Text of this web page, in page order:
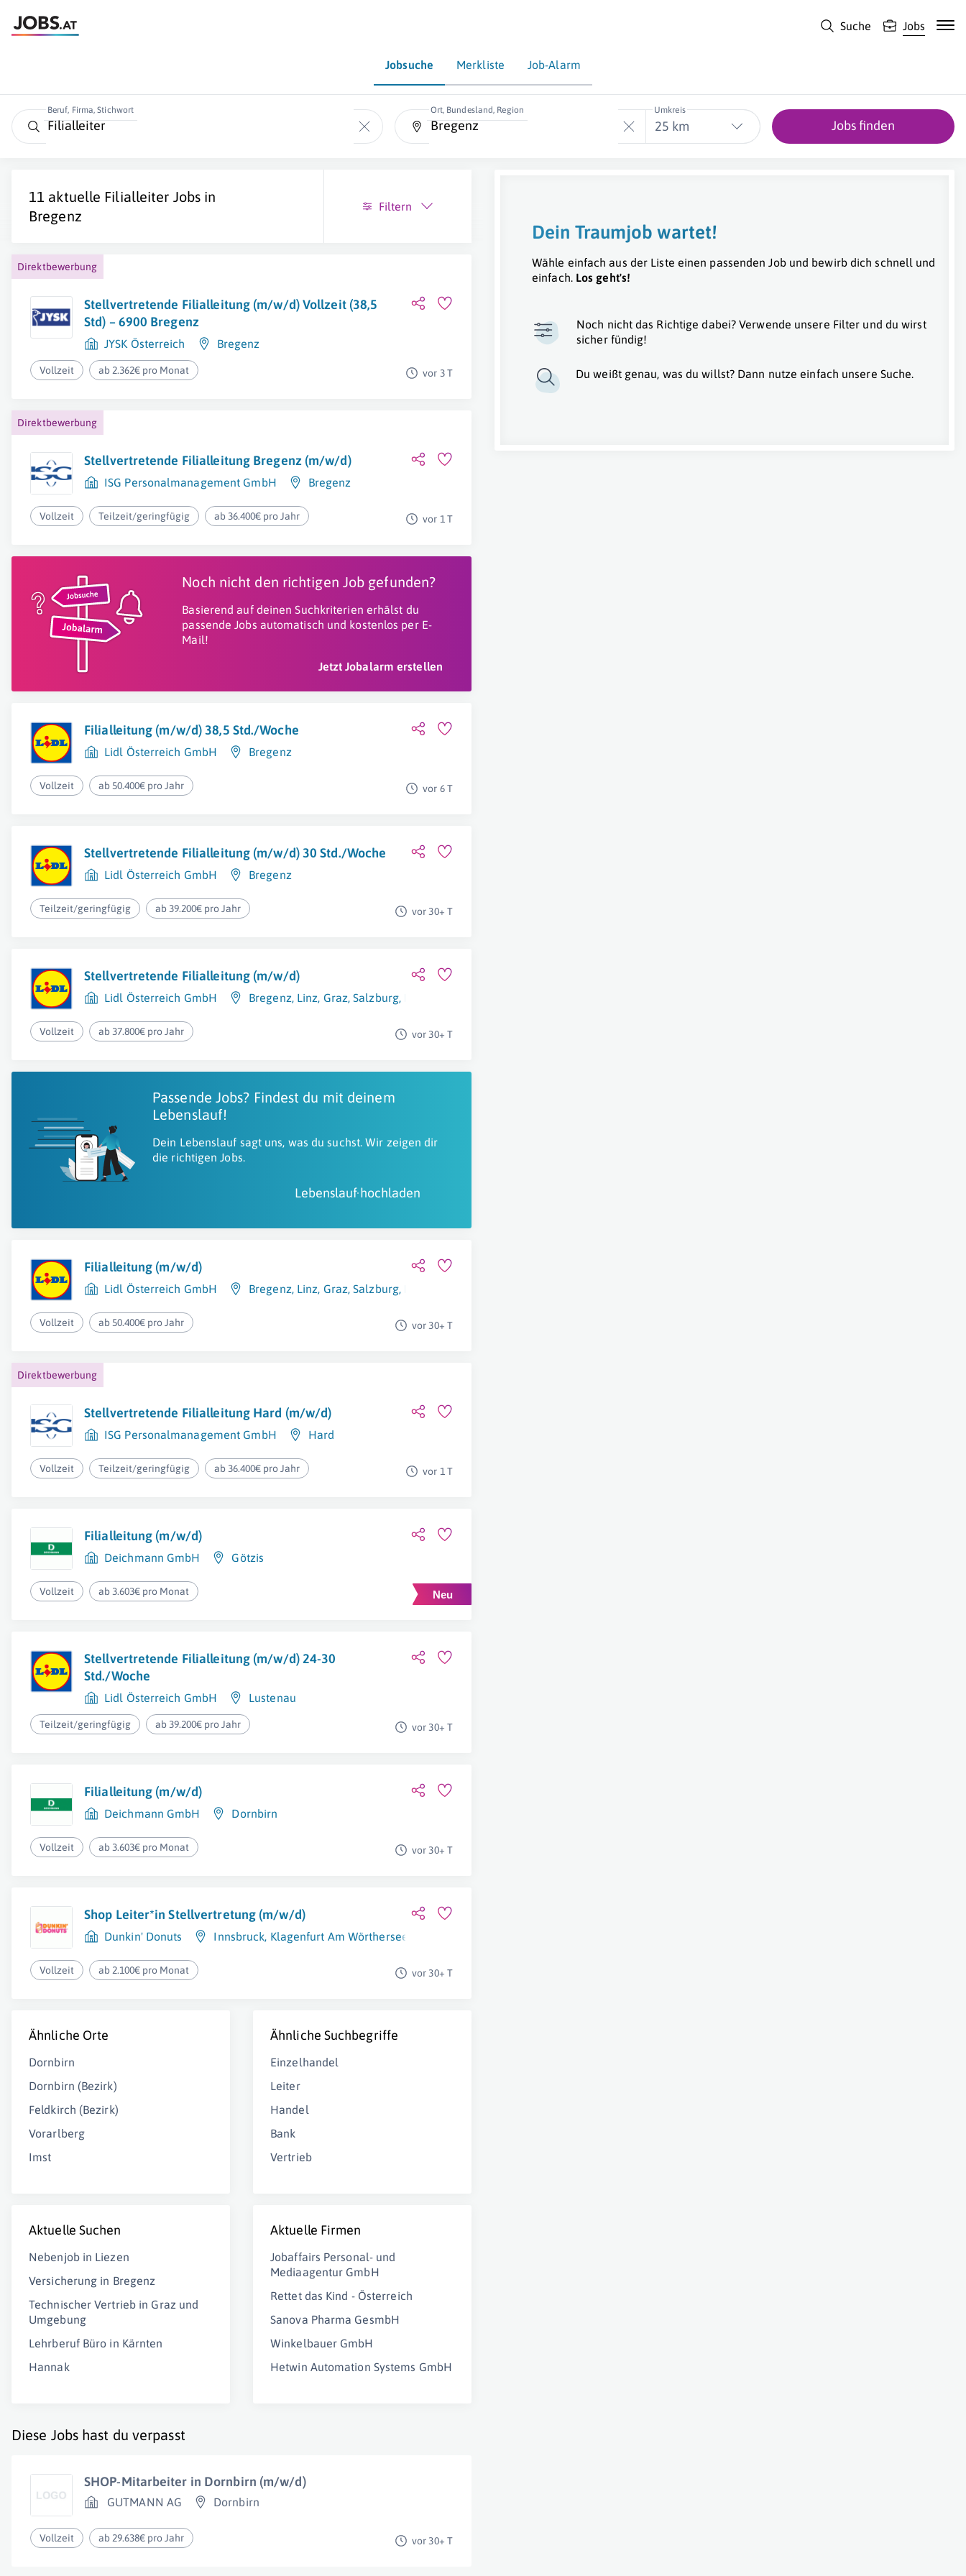
Suche Jobs
Jobsuche Merkliste Job-Alarm
Beruf, Firma, Stichwort Ort, Bundesland, Region Umkreis
25 km Jobs finden
11 aktuelle Filialleiter Jobs in
Bregenz
Filtern
Direktbewerbung
Stellvertretende Filialleitung (m/w/d) Vollzeit (38,5
Std) – 6900 Bregenz
JYSK Österreich Bregenz
Vollzeit ab 2.362€ pro Monat vor 3 T
Direktbewerbung
Stellvertretende Filialleitung Bregenz (m/w/d)
ISG Personalmanagement GmbH Bregenz
Vollzeit Teilzeit/geringfügig ab 36.400€ pro Jahr vor 1 T
Noch nicht den richtigen Job gefunden?
Basierend auf deinen Suchkriterien erhälst du
passende Jobs automatisch und kostenlos per E-
Mail!
Jetzt Jobalarm erstellen
Filialleitung (m/w/d) 38,5 Std./Woche
Lidl Österreich GmbH Bregenz
Vollzeit ab 50.400€ pro Jahr vor 6 T
Stellvertretende Filialleitung (m/w/d) 30 Std./Woche
Lidl Österreich GmbH Bregenz
Teilzeit/geringfügig ab 39.200€ pro Jahr vor 30+ T
Stellvertretende Filialleitung (m/w/d)
Lidl Österreich GmbH Bregenz, Linz, Graz,Salzburg,
Vollzeit ab 37.800€ pro Jahr vor 30+ T
Passende Jobs? Findest du mit deinem
Lebenslauf!
Dein Lebenslauf sagt uns, was du suchst. Wir zeigen dir
die richtigen Jobs.
Lebenslauf hochladen
Filialleitung (m/w/d)
Lidl Österreich GmbH Bregenz, Linz, Graz,Salzburg,
Vollzeit ab 50.400€ pro Jahr vor 30+ T
Direktbewerbung
Stellvertretende Filialleitung Hard (m/w/d)
ISG Personalmanagement GmbH Hard
Vollzeit Teilzeit/geringfügig ab 36.400€ pro Jahr vor 1 T
Filialleitung (m/w/d)
Deichmann GmbH Götzis
Vollzeit ab 3.603€ pro Monat
Stellvertretende Filialleitung (m/w/d) 24-30
Std./Woche
Lidl Österreich GmbH Lustenau
Teilzeit/geringfügig ab 39.200€ pro Jahr vor 30+ T
Filialleitung (m/w/d)
Deichmann GmbH Dornbirn
Vollzeit ab 3.603€ pro Monat vor 30+ T
Shop Leiter*in Stellvertretung (m/w/d)
Dunkin' Donuts Innsbruck, Klagenfurt Am Wörthersee
Vollzeit ab 2.100€ pro Monat vor 30+ T
Ähnliche Orte
Dornbirn
Dornbirn (Bezirk)
Feldkirch (Bezirk)
Vorarlberg
Imst
Ähnliche Suchbegriffe
Einzelhandel
Leiter
Handel
Bank
Vertrieb
Aktuelle Suchen
Nebenjob in Liezen
Versicherung in Bregenz
Technischer Vertrieb in Graz und
Umgebung
Lehrberuf Büro in Kärnten
Hannak
Aktuelle Firmen
Jobaffairs Personal- und
Mediaagentur GmbH
Rettet das Kind - Österreich
Sanova Pharma GesmbH
Winkelbauer GmbH
Hetwin Automation Systems GmbH
Diese Jobs hast du verpasst
SHOP-Mitarbeiter in Dornbirn (m/w/d)
GUTMANN AG Dornbirn
Vollzeit ab 29.638€ pro Jahr vor 30+ T
Dein Traumjob wartet!
Wähle einfach aus der Liste einen passenden Job und bewirb dich schnell und
einfach. Los geht's!
Noch nicht das Richtige dabei? Verwende unsere Filter und du wirst
sicher fündig!
Du weißt genau, was du willst? Dann nutze einfach unsere Suche.